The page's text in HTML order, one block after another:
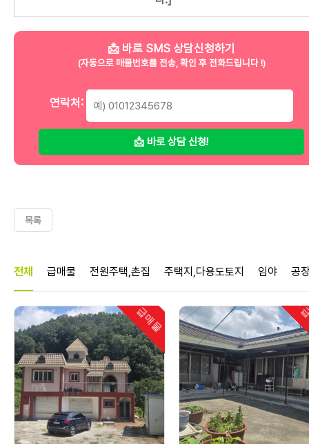
📩 바로 SMS 상담신청하기
(자동으로 매물번호를 전송, 확인 후 전화드립니다 !)
연락처:
📩 바로 상담 신청!
목록
매물정보
전체 급매물 전원주택,촌집 주택지,다용도토지 임야 공
급매물
인기